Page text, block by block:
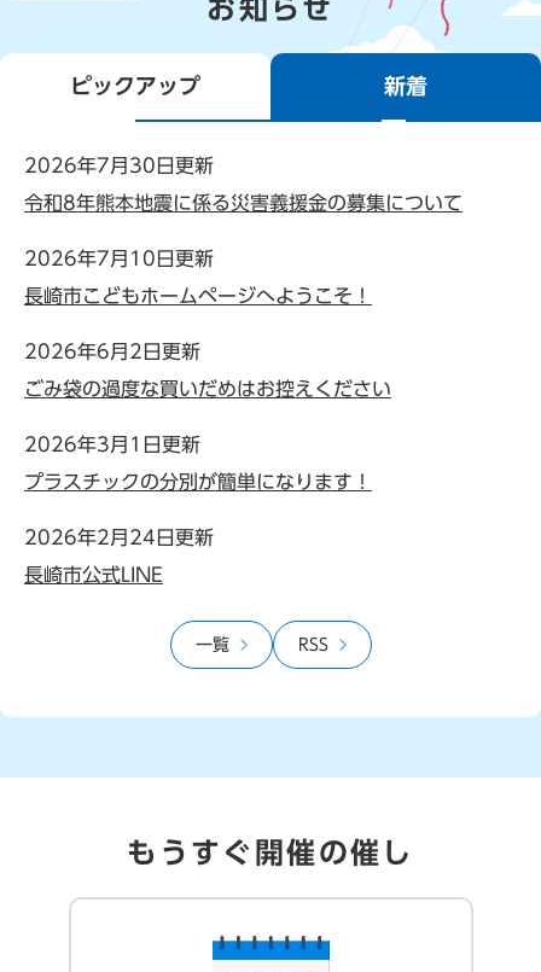
お知らせ
ピックアップ 新着
ピ
ッ
ク
ア
ッ
プ
2026年7月30日更新
令和8年熊本地震に係る災害義援金の募集について
2026年7月10日更新
長崎市こどもホームページへようこそ！
2026年6月2日更新
ごみ袋の過度な買いだめはお控えください
2026年3月1日更新
プラスチックの分別が簡単になります！
2026年2月24日更新
長崎市公式LINE
一覧 RSS
もうすぐ開催の催し